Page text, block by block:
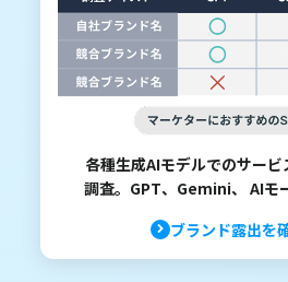
各種生成AIモデルでのサー
調査。GPT、Gemini、 AIモ
ブランド露出を